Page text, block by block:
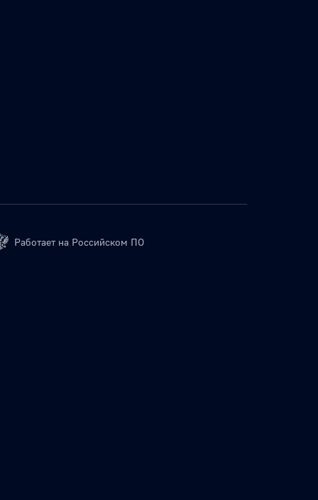
Работает на Российском ПО